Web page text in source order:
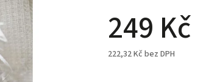
249 Kč
222,32 Kč bez DPH